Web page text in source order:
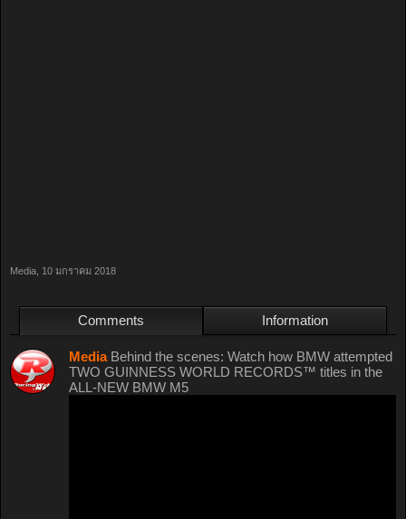
Media 10 มกราคม 2018
Comments Information
Media Behind the scenes: Watch how BMW attempted
TWO GUINNESS WORLD RECORDS™ titles in the
ALL-NEW BMW M5